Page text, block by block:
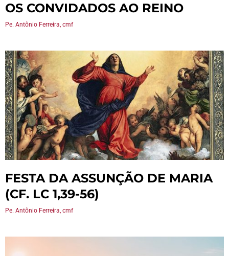
OS CONVIDADOS AO REINO
Pe. Antônio Ferreira, cmf
FESTA DA ASSUNÇÃO DE MARIA
(CF. LC 1,39-56)
Pe. Antônio Ferreira, cmf